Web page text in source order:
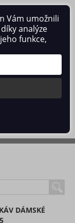
osobních údajů
DÁMSKÉ
Vám umožnili
analýze
funkce,